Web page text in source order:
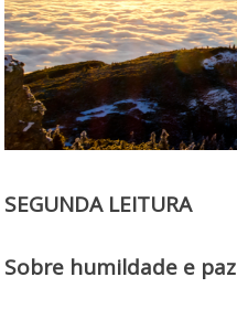
SEGUNDA LEITURA
Sobre humildade e paz